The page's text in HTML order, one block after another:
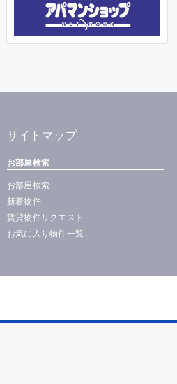
サイトマップ
お部屋検索
お部屋検索
新着物件
賃貸物件リクエスト
お気に入り物件一覧